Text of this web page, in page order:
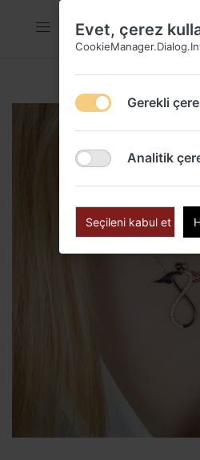
Evet, çerez
Gerekli
Analitik
Seçileni kabul et